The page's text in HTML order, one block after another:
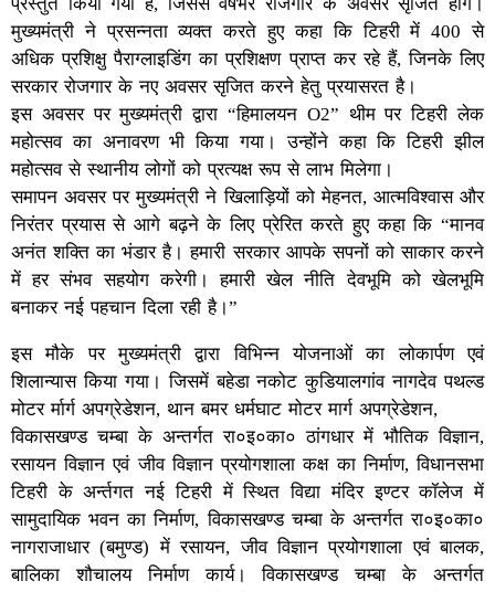
प्रस्तुत किया गया है, जिससे वर्षभर रोजगार के अवसर सृजित होंगे।
मुख्यमंत्री ने प्रसन्नता व्यक्त करते हुए कहा कि टिहरी में 400 से
अधिक प्रशिक्षु पैराग्लाइडिंग का प्रशिक्षण प्राप्त कर रहे हैं, जिनके लिए
सरकार रोजगार के नए अवसर सृजित करने हेतु प्रयासरत है।
इस अवसर पर मुख्यमंत्री द्वारा “हिमालयन O2” थीम पर टिहरी लेक
महोत्सव का अनावरण भी किया गया। उन्होंने कहा कि टिहरी झील
महोत्सव से स्थानीय लोगों को प्रत्यक्ष रूप से लाभ मिलेगा।
समापन अवसर पर मुख्यमंत्री ने खिलाड़ियों को मेहनत, आत्मविश्वास और
निरंतर प्रयास से आगे बढ़ने के लिए प्रेरित करते हुए कहा कि “मानव
अनंत शक्ति का भंडार है। हमारी सरकार आपके सपनों को साकार करने
में हर संभव सहयोग करेगी। हमारी खेल नीति देवभूमि को खेलभूमि
बनाकर नई पहचान दिला रही है।”
इस मौके पर मुख्यमंत्री द्वारा विभिन्न योजनाओं का लोकार्पण एवं
शिलान्यास किया गया। जिसमें बहेडा नकोट कुडियालगांव नागदेव पथल्ड
मोटर र्मार्ग अपग्रेडेशन, थान बमर धर्मघाट मोटर मार्ग अपग्रेडेशन,
विकासखण्ड चम्बा के अन्तर्गत रा०इ०का० ठांगधार में भौतिक विज्ञान,
रसायन विज्ञान एवं जीव विज्ञान प्रयोगशाला कक्ष का निर्माण, विधानसभा
टिहरी के अर्न्तगत नई टिहरी में स्थित विद्या मंदिर इण्टर कॉलेज में
सामुदायिक भवन का निर्माण, विकासखण्ड चम्बा के अन्तर्गत रा०इ०का०
नागराजाधार (बमुण्ड) में रसायन, जीव विज्ञान प्रयोगशाला एवं बालक,
बालिका शौचालय निर्माण कार्य। विकासखण्ड चम्बा के अन्तर्गत